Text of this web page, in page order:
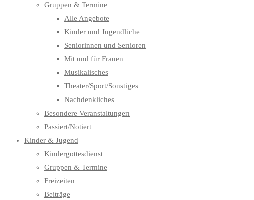
Gruppen & Termine
Alle Angebote
Kinder und Jugendliche
Seniorinnen und Senioren
Mit und für Frauen
Musikalisches
Theater/Sport/Sonstiges
Nachdenkliches
Besondere Veranstaltungen
Passiert/Notiert
Kinder & Jugend
Kindergottesdienst
Gruppen & Termine
Freizeiten
Beiträge